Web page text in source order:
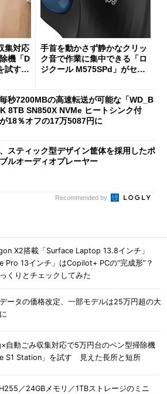
集対応
機「D
試す
手首を動かさず静かなクリッ
ク音で作業に集中できる「ロ
ジクール M575SPd」がセー
秒7200MBの高速転送が可能な「WD_B
8TB SN850X NVMe ヒートシンク付
18％オフの17万5087円に
スティック型デザイン筐体を採用したポ
ルオーディオプレーヤー
Recommended by
X2搭載「Surface Laptop 13.8インチ」
Pro 13インチ」はCopilot+ PCの“完成形”？
くりとチェックしてみた
ータの価格改定、一部モデルは25万円超の大
自動ごみ収集対応で5万円台のペン型掃除機
S1 Station」を試す 見えた長所と短所
／24GBメモリ／1TBストレージのミニ